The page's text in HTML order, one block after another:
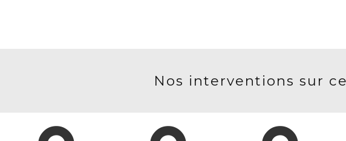
Nos interventions sur